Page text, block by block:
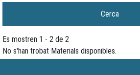
Es mostren 1 - 2 de 2
No s'han trobat Materials disponibles.